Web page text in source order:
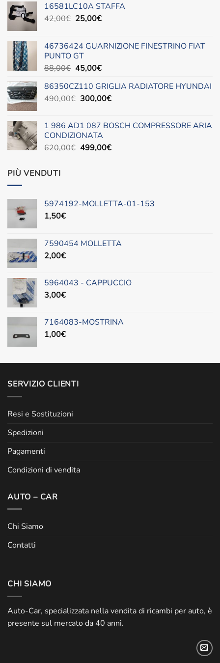
16581LC10A STAFFA
42,00€ Il
era:
42,00€.
25,00€Il
è:
46736424 GUARNIZIONE FINESTRINO FIAT
PUNTO GT
88,00€ Il
originale
era:
45,00€Il
attuale
è:
86350CZ110 GRIGLIA RADIATORE HYUNDAI
490,00€ Il
era:
490,00€.
300,00€Il
è:
1 986 AD1 087 BOSCH COMPRESSORE ARIA
CONDIZIONATA
620,00€ Il
499,00€Il
PIÙ VENDUTI
5974192-MOLLETTA-01-153
1,50€
7590454 MOLLETTA
2,00€
5964043 - CAPPUCCIO
3,00€
7164083-MOSTRINA
1,00€
SERVIZIO CLIENTI
Resi e Sostituzioni
Spedizioni
Pagamenti
Condizioni di vendita
AUTO – CAR
Chi Siamo
Contatti
CHI SIAMO
Auto-Car, specializzata nella vendita di ricambi per auto, è
presente sul mercato da 40 anni.